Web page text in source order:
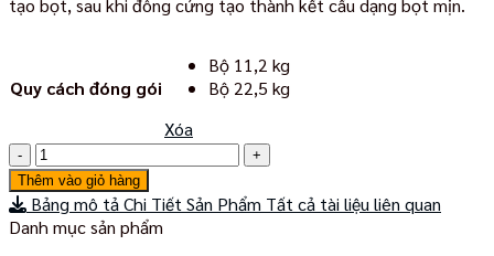
tạo bọt, sau khi đông cứng tạo thành kết cấu dạng bọt mịn.
Quy cách đóng gói
Bộ 11,2 kg
Bộ 22,5 kg
Xóa
Sika
Injection-
101
RC
Thêm vào giỏ hàng
Bảng mô tả Chi Tiết Sản Phẩm Tất cả tài liệu liên quan
Danh mục sản phẩm